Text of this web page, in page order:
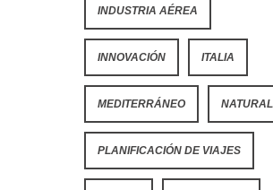
INDUSTRIA AÉREA
INNOVACIÓN ITALIA
MEDITERRÁNEO
PLANIFICACIÓN DE VIAJES